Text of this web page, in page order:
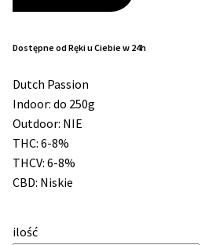
Medyczne Odmiany
Regularne
Przewaga Indica
Przewaga Sativa
100% Indica
100% Sativa
Dostępne od Ręki u Ciebie w 24h
Dutch Passion
Indoor: do 250g
Outdoor: NIE
THC: 6-8%
THCV: 6-8%
CBD: Niskie
ilość